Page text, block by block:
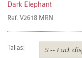
Dark Elephant
Ref. V2618 MRN
Tallas: